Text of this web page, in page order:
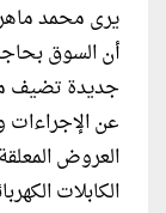
يرى محمد
أن السوق
جديدة تضيف
عن الإجراءات
العروض
الكابلات